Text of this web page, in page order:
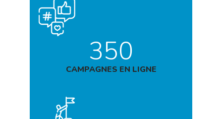
350
CAMPAGNES EN LIGNE